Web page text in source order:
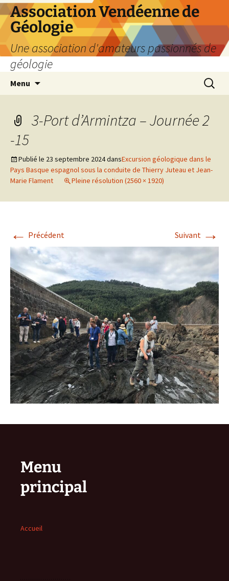
Aller
au
contenu
Association Vendéenne de
Géologie
Une association d'amateurs passionnés de
géologie
Menu
3-Port d’Armintza – Journée 2
-15
Publié le 23 septembre 2024dansExcursion géologique dans le
Pays Basque espagnol sous la conduite de Thierry Juteau et Jean-
Marie Flament
Pleine résolution (2560 × 1920)
← Précédent Suivant →
Menu
principal
Accueil